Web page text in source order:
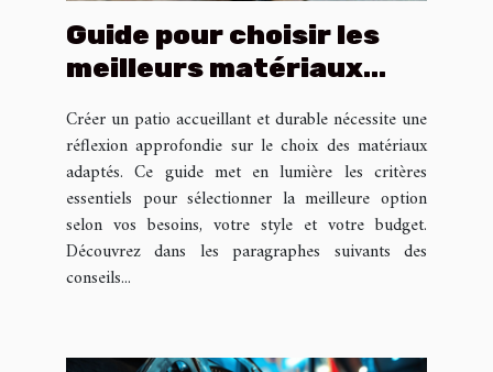
Guide pour choisir les
meilleurs matériaux
Créer un patio accueillant et durable nécessite une
réflexion approfondie sur le choix des matériaux
adaptés. Ce guide met en lumière les critères
essentiels pour sélectionner la meilleure option
selon vos besoins, votre style et votre budget.
Découvrez dans les paragraphes suivants des
conseils...